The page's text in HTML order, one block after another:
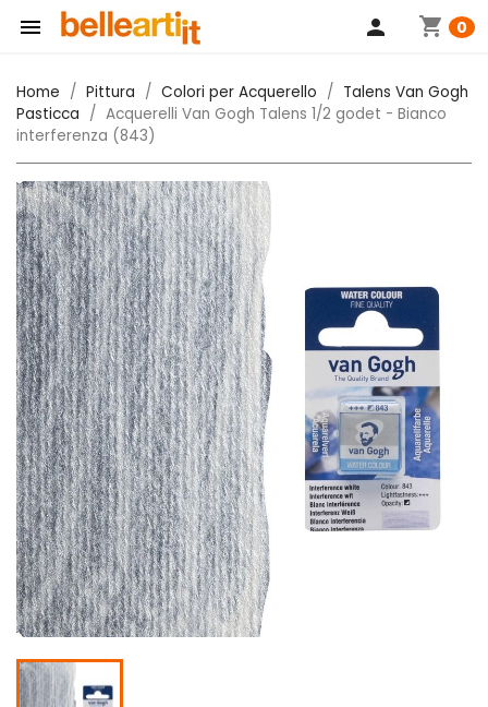
 shopping_cart 0
person
Home Pittura Colori per Acquerello
Talens Van Gogh
Pasticca
Acquerelli Van Gogh Talens 1/2 godet - Bianco
interferenza (843)